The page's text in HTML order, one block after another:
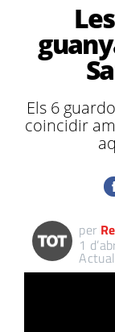
Els 6
coincidir
per
1